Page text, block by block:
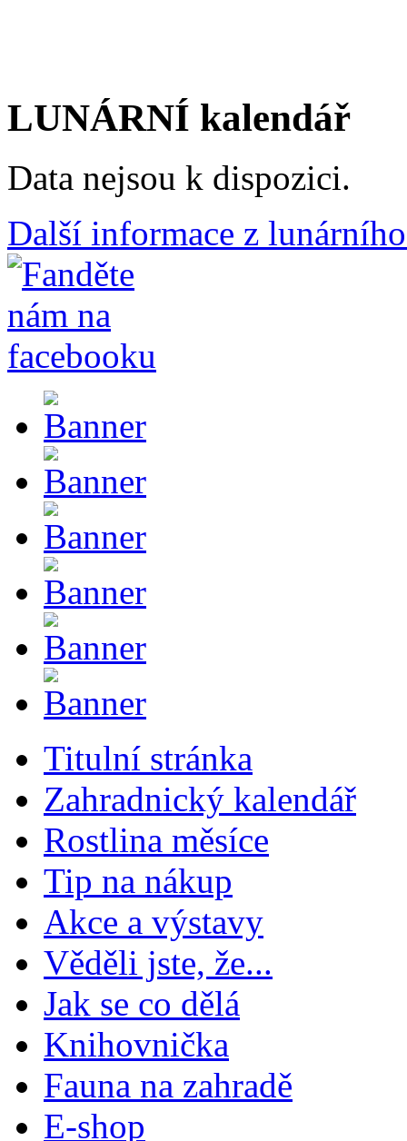
LUNÁRNÍ kalendář
Data nejsou k dispozici.
Další informace z
Titulní stránka
Zahradnický kalendář
Rostlina měsíce
Tip na nákup
Akce a výstavy
Věděli jste, že...
Jak se co dělá
Knihovnička
Fauna na zahradě
E-shop